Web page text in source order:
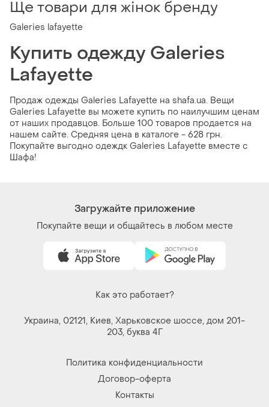
Ще товари для жінок бренду
Galeries lafayette
Купить одежду Galeries
Lafayette
Продаж одежды Galeries Lafayette на shafa.ua. Вещи
Galeries Lafayette вы можете купить по наилучшим ценам
от наших продавцов. Больше 100 товаров продается на
нашем сайте. Средняя цена в каталоге - 628 грн.
Покупайте выгодно одеждк Galeries Lafayette вместе с
Шафа!
Загружайте приложение
Покупайте вещи и общайтесь в любом месте
Как это работает?
Украина, 02121, Киев, Харьковское шоссе, дом 201-
203, буква 4Г
Политика конфиденциальности
Договор-оферта
Контакты